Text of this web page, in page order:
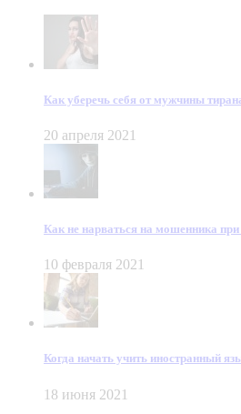
Как уберечь себя от мужчины
20 апреля 2021
Как не нарваться на мошенника при
10 февраля 2021
Когда начать учить иностранный
18 июня 2021